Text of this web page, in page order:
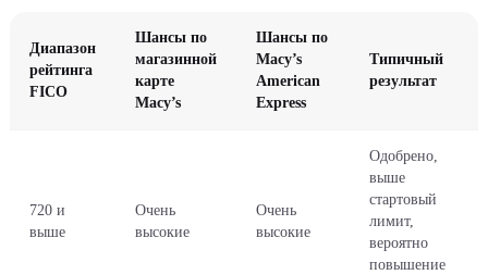
Диапазон
рейтинга
FICO
Шансы по
магазинной
карте
Macy’s
Шансы по
Macy’s
American
Express
Типичный
результат
720 и
выше
Очень
высокие
Очень
высокие
Одобрено,
выше
стартовый
лимит,
вероятно
повышение